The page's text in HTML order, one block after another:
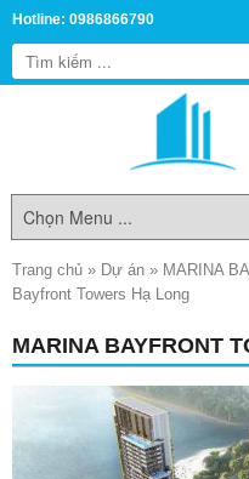
Hotline: 0986866790
Trang chủ » Dự án » MARINA
Bayfront Towers Hạ Long
MARINA BAYFRONT